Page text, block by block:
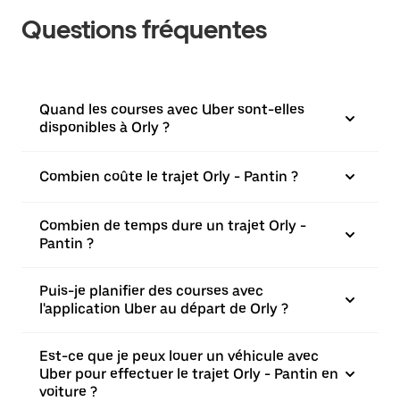
Questions fréquentes
Quand les courses avec Uber sont-elles
disponibles à Orly ?
Combien coûte le trajet Orly - Pantin ?
Combien de temps dure un trajet Orly -
Pantin ?
Puis-je planifier des courses avec
l'application Uber au départ de Orly ?
Est-ce que je peux louer un véhicule avec
Uber pour effectuer le trajet Orly - Pantin en
voiture ?